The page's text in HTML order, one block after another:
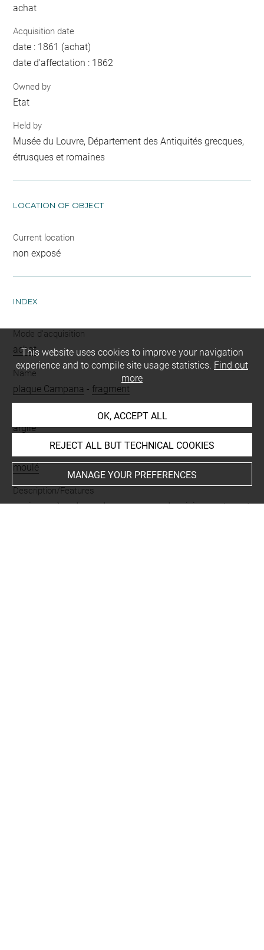
achat
Acquisition date
date : 1861 (achat)
date d'affectation : 1862
Owned by
Etat
Held by
Musée du Louvre, Département des Antiquités grecques,
étrusques et romaines
LOCATION OF OBJECT
Current location
non exposé
INDEX
Mode d'acquisition
achat
Name
plaque Campana - fragment
argile
Techniques
moulé
Description/Features
panier-scène de vendange-grappe de raisin-contenant
This website uses cookies to improve your navigation
experience and to compile site usage statistics. Find out
more
OK, ACCEPT ALL
REJECT ALL BUT TECHNICAL COOKIES
MANAGE YOUR PREFERENCES